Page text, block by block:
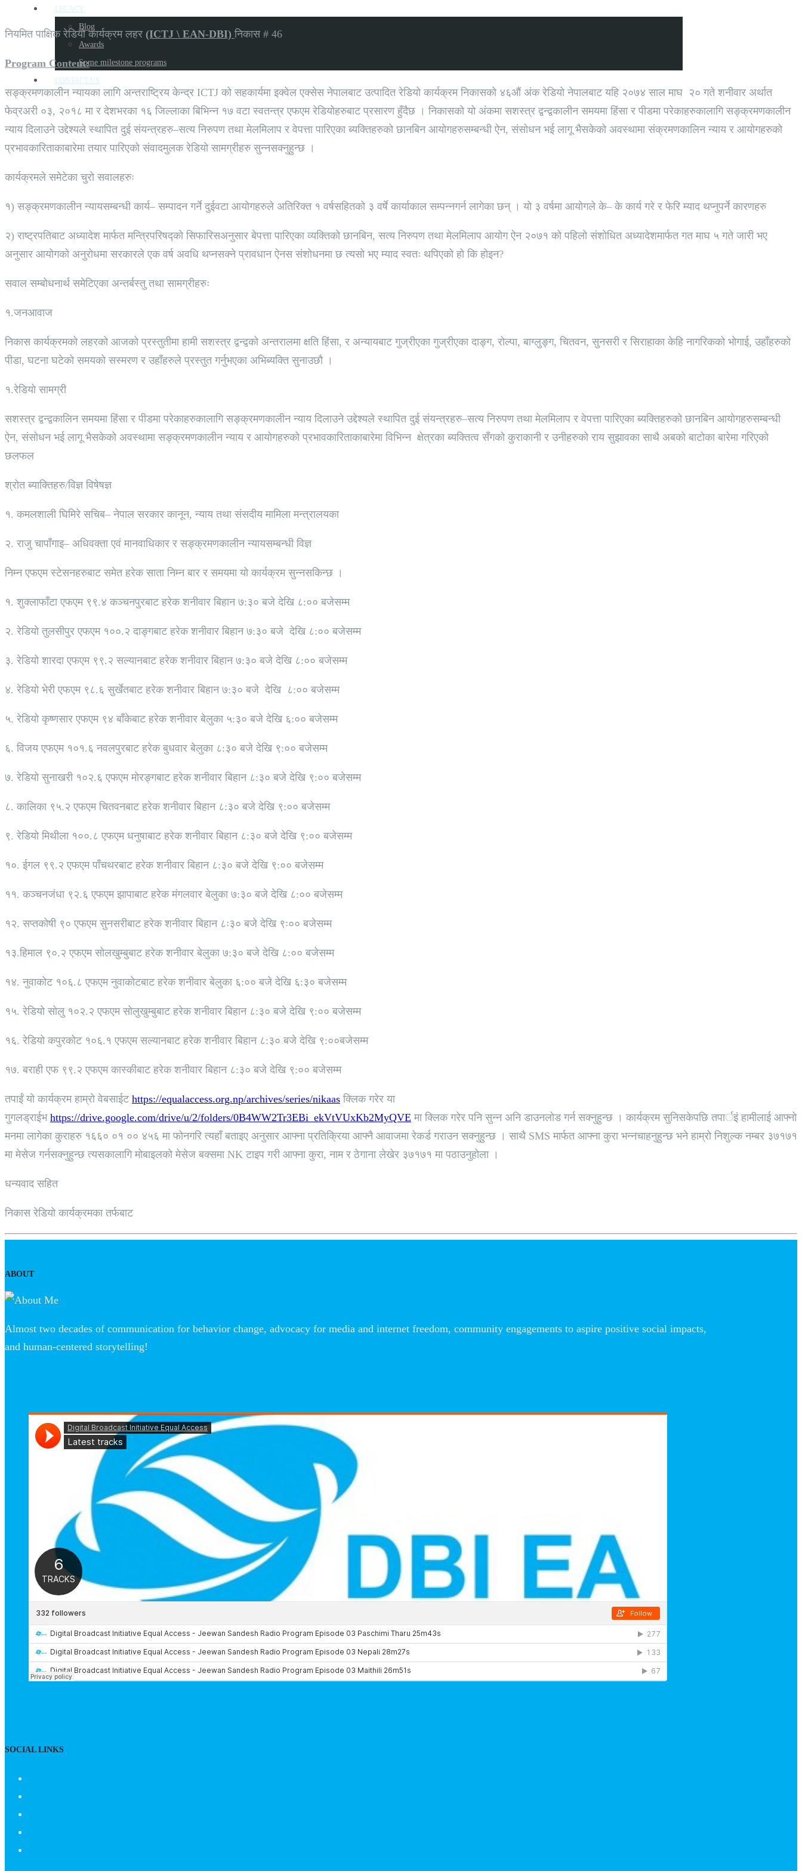
LEGACY
Blog
Awards
Some milestone programs
CONTACT US
नियमित पाक्षिक रेडियो कार्यक्रम लहर (ICTJ \ EAN-DBI) निकास # 46
Program Content:
सङ्क्रमणकालीन न्यायका लागि अन्तराष्ट्रिय केन्द्र ICTJ को सहकार्यमा इक्वेल एक्सेस नेपालबाट उत्पादित रेडियो कार्यक्रम निकासको ४६औं अंक रेडियो नेपालबाट यहि २०७४ साल माघ २० गते शनीवार अर्थात
फेव्रअरी ०३, २०१८ मा र देशभरका १६ जिल्लाका बिभिन्न १७ वटा स्वतन्त्र एफएम रेडियोहरुबाट प्रसारण हुँदैछ । निकासको यो अंकमा सशस्त्र द्वन्द्वकालीन समयमा हिंसा र पीडमा परेकाहरुकालागि सङ्क्रमणकालीन
न्याय दिलाउने उद्देश्यले स्थापित दुई संयन्त्रहरु–सत्य निरुपण तथा मेलमिलाप र वेपत्ता पारिएका ब्यक्तिहरुको छानबिन आयोगहरुसम्बन्धी ऐन, संसोधन भई लागू भैसकेको अवस्थामा संक्रमणकालिन न्याय र आयोगहरुको
प्रभावकारिताकाबारेमा तयार पारिएको संवादमुलक रेडियो सामग्रीहरु सुन्नसक्नुहुन्छ ।
कार्यक्रमले समेटेका चुरो सवालहरुः
१) सङ्क्रमणकालीन न्यायसम्बन्धी कार्य– सम्पादन गर्ने दुईवटा आयोगहरुले अतिरिक्त १ वर्षसहितको ३ वर्षे कार्याकाल सम्पन्नगर्न लागेका छन् । यो ३ वर्षमा आयोगले के– के कार्य गरे र फेरि म्याद थप्नुपर्ने कारणहरु
२) राष्ट्रपतिबाट अध्यादेश मार्फत मन्त्रिपरिषद्को सिफारिसअनुसार बेपत्ता पारिएका व्यक्तिको छानबिन, सत्य निरुपण तथा मेलमिलाप आयोग ऐन २०७१ को पहिलो संशोधित अध्यादेशमार्फत गत माघ ५ गते जारी भए
अनुसार आयोगको अनुरोधमा सरकारले एक वर्ष अवधि थप्नसक्ने प्रावधान ऐनस संशोधनमा छ त्यसो भए म्याद स्वतः थपिएको हो कि होइन?
सवाल सम्बोधनार्थ समेटिएका अन्तर्बस्तु तथा सामग्रीहरुः
१.जनआवाज
निकास कार्यक्रमको लहरको आजको प्रस्तुतीमा हामी सशस्त्र द्वन्द्वको अन्तरालमा क्षति हिंसा, र अन्यायबाट गुज्रीएका गुज्रीएका दाङ्ग, रोल्पा, बाग्लुङ्ग, चितवन, सुनसरी र सिराहाका केहि नागरिकको भोगाई, उहाँहरुको
पीडा, घटना घटेको समयको सस्मरण र उहाँहरुले प्रस्तुत गर्नुभएका अभिब्यक्ति सुनाउछौ ।
१.रेडियो सामग्री
सशस्त्र द्वन्द्वकालिन समयमा हिंसा र पीडमा परेकाहरुकालागि सङ्क्रमणकालीन न्याय दिलाउने उद्देश्यले स्थापित दुई संयन्त्रहरु–सत्य निरुपण तथा मेलमिलाप र वेपत्ता पारिएका ब्यक्तिहरुको छानबिन आयोगहरुसम्बन्धी
ऐन, संसोधन भई लागू भैसकेको अवस्थामा सङ्क्रमणकालीन न्याय र आयोगहरुको प्रभावकारिताकाबारेमा विभिन्न क्षेत्रका ब्यक्तित्व सँगको कुराकानी र उनीहरुको राय सुझावका साथै अबको बाटोका बारेमा गरिएको
छलफल
श्रोत ब्याक्तिहरु/विज्ञ विषेषज्ञ
१. कमलशाली घिमिरे सचिब– नेपाल सरकार कानून, न्याय तथा संसदीय मामिला मन्त्रालयका
२. राजु चापाँगाइ– अधिवक्ता एवं मानवाधिकार र सङ्क्रमणकालीन न्यायसम्बन्धी विज्ञ
निम्न एफएम स्टेसनहरुबाट समेत हरेक साता निम्न बार र समयमा यो कार्यक्रम सुन्नसकिन्छ ।
१. शुक्लाफाँटा एफएम ९९.४ कञ्चनपुरबाट हरेक शनीवार बिहान ७:३० बजे देखि ८:०० बजेसम्म
२. रेडियो तुलसीपुर एफएम १००.२ दाङ्गबाट हरेक शनीवार बिहान ७:३० बजे देखि ८:०० बजेसम्म
३. रेडियो शारदा एफएम ९९.२ सल्यानबाट हरेक शनीवार बिहान ७:३० बजे देखि ८:०० बजेसम्म
४. रेडियो भेरी एफएम ९८.६ सुर्खेतबाट हरेक शनीवार बिहान ७:३० बजे देखि ८:०० बजेसम्म
५. रेडियो कृष्णसार एफएम ९४ बाँकेबाट हरेक शनीवार बेलुका ५:३० बजे देखि ६:०० बजेसम्म
६. विजय एफएम १०१.६ नवलपुरबाट हरेक बुधवार बेलुका ८:३० बजे देखि ९:०० बजेसम्म
७. रेडियो सुनाखरी १०२.६ एफएम मोरङ्गबाट हरेक शनीवार बिहान ८:३० बजे देखि ९:०० बजेसम्म
८. कालिका ९५.२ एफएम चितवनबाट हरेक शनीवार बिहान ८:३० बजे देखि ९:०० बजेसम्म
९. रेडियो मिथीला १००.८ एफएम धनुषाबाट हरेक शनीवार बिहान ८:३० बजे देखि ९:०० बजेसम्म
१०. ईगल ९९.२ एफएम पाँचथरबाट हरेक शनीवार बिहान ८:३० बजे देखि ९:०० बजेसम्म
११. कञ्चनजंधा ९२.६ एफएम झापाबाट हरेक मंगलवार बेलुका ७:३० बजे देखि ८:०० बजेसम्म
१२. सप्तकोषी ९० एफएम सुनसरीबाट हरेक शनीवार बिहान ८ः३० बजे देखि ९ः०० बजेसम्म
१३.हिमाल ९०.२ एफएम सोलखुम्बुबाट हरेक शनीवार बेलुका ७:३० बजे देखि ८:०० बजेसम्म
१४. नुवाकोट १०६.८ एफएम नुवाकोटबाट हरेक शनीवार बेलुका ६:०० बजे देखि ६:३० बजेसम्म
१५. रेडियो सोलु १०२.२ एफएम सोलुखुम्बुबाट हरेक शनीवार बिहान ८:३० बजे देखि ९:०० बजेसम्म
१६. रेडियो कपुरकोट १०६.१ एफएम सल्यानबाट हरेक शनीवार बिहान ८:३० बजे देखि ९:००बजेसम्म
१७. बराही एफ ९९.२ एफएम कास्कीबाट हरेक शनीवार बिहान ८:३० बजे देखि ९:०० बजेसम्म
तपाईं यो कार्यक्रम हाम्रो वेबसाईट https://equalaccess.org.np/archives/series/nikaas क्लिक गरेर या
गुगलड्राईभ https://drive.google.com/drive/u/2/folders/0B4WW2Tr3EBi_ekVtVUxKb2MyQVE मा क्लिक गरेर पनि सुन्न अनि डाउनलोड गर्न सक्नुहुन्छ । कार्यक्रम सुनिसकेपछि तपार्इं हामीलाई आफ्नो
मनमा लागेका कुराहरु १६६० ०१ ०० ४५६ मा फोनगरि त्यहाँ बताइए अनुसार आफ्ना प्रतिक्रिया आफ्नै आवाजमा रेकर्ड गराउन सक्नुहुन्छ । साथै SMS मार्फत आफ्ना कुरा भन्नचाहनुहुन्छ भने हाम्रो निशुल्क नम्बर ३७१७१
मा मेसेज गर्नसक्नुहुन्छ त्यसकालागि मोबाइलको मेसेज बक्समा NK टाइप गरी आफ्ना कुरा, नाम र ठेगाना लेखेर ३७१७१ मा पठाउनुहोला ।
धन्यवाद सहित
निकास रेडियो कार्यक्रमका तर्फबाट
ABOUT
Almost two decades of communication for behavior change, advocacy for media and internet freedom, community engagements to aspire positive social impacts,
and human-centered storytelling!
SOCIAL LINKS